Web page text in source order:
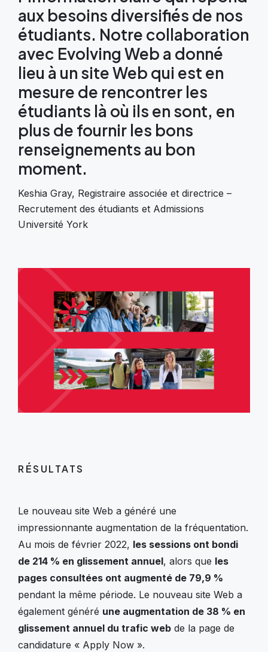
aux besoins diversifiés de nos
étudiants. Notre collaboration
avec Evolving Web a donné
lieu à un site Web qui est en
mesure de rencontrer les
étudiants là où ils en sont, en
plus de fournir les bons
renseignements au bon
moment.
Keshia Gray, Registraire associée et directrice –
Recrutement des étudiants et Admissions
Université York
RÉSULTATS
Le nouveau site Web a généré une
impressionnante augmentation de la fréquentation.
Au mois de février 2022, les sessions ont bondi
de 214 % en glissement annuel, alors que les
pages consultées ont augmenté de 79,9 %
pendant la même période. Le nouveau site Web a
également généré une augmentation de 38 % en
glissement annuel du trafic web de la page de
candidature « Apply Now ».